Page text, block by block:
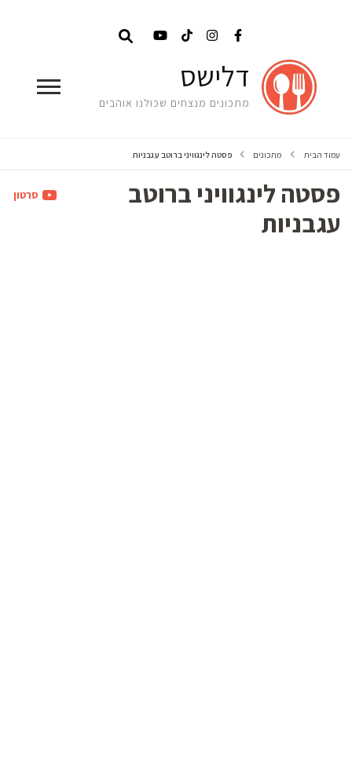
דלישס
מתכונים מנצחים שכולנו אוהבים
עמוד הבית מתכונים פסטה לינגוויני ברוטב עגבניות
פסטה לינגוויני ברוטב
עגבניות
סרטון